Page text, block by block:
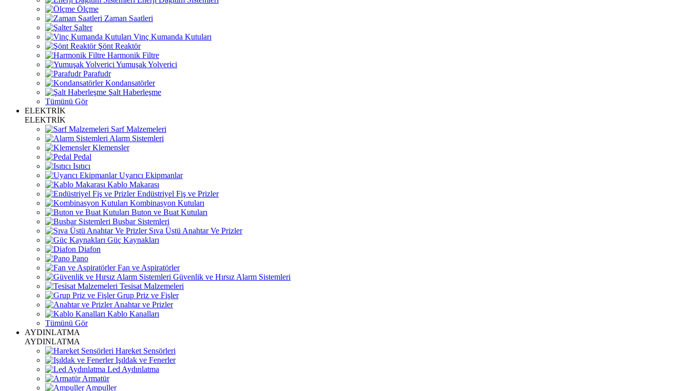
Ölçme
Zaman Saatleri
Şalter
Vinç Kumanda Kutuları
Şönt Reaktör
Harmonik Filtre
Yumuşak Yolverici
Parafudr
Kondansatörler
Şalt Haberleşme
Tümünü Gör
ELEKTRİK
ELEKTRİK
Sarf Malzemeleri
Alarm Sistemleri
Klemensler
Pedal
Isıtıcı
Uyarıcı Ekipmanlar
Kablo Makarası
Endüstriyel Fiş ve Prizler
Kombinasyon Kutuları
Buton ve Buat Kutuları
Busbar Sistemleri
Sıva Üstü Anahtar Ve Prizler
Güç Kaynakları
Diafon
Pano
Fan ve Aspiratörler
Güvenlik ve Hırsız Alarm Sistemleri
Tesisat Malzemeleri
Grup Priz ve Fişler
Anahtar ve Prizler
Kablo Kanalları
Tümünü Gör
AYDINLATMA
AYDINLATMA
Hareket Sensörleri
Işıldak ve Fenerler
Led Aydınlatma
Armatür
Ampuller